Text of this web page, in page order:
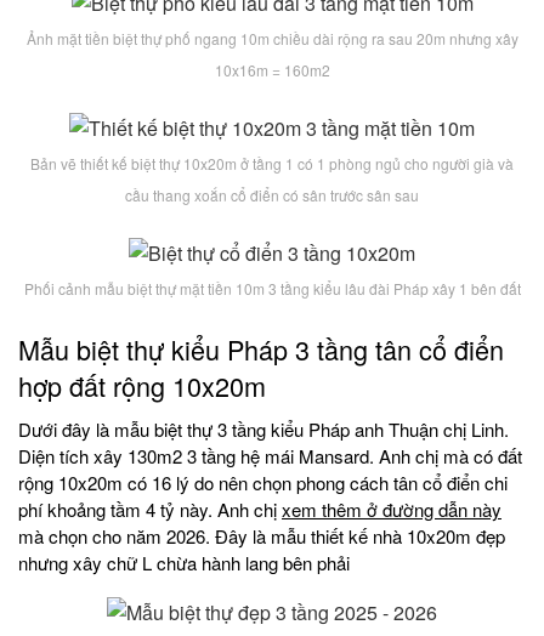
Ảnh mặt tiền biệt thự phố ngang 10m chiều dài rộng ra sau 20m nhưng xây
10x16m = 160m2
Bản vẽ thiết kế biệt thự 10x20m ở tầng 1 có 1 phòng ngủ cho người già và
cầu thang xoắn cổ điển có sân trước sân sau
Phối cảnh mẫu biệt thự mặt tiền 10m 3 tầng kiểu lâu đài Pháp xây 1 bên đất
Mẫu biệt thự kiểu Pháp 3 tầng tân cổ điển
hợp đất rộng 10x20m
Dưới đây là mẫu biệt thự 3 tầng kiểu Pháp anh Thuận chị Linh.
Diện tích xây 130m2 3 tầng hệ mái Mansard. Anh chị mà có đất
rộng 10x20m có 16 lý do nên chọn phong cách tân cổ điển chi
phí khoảng tầm 4 tỷ này. Anh chịxem thêm ở đường dẫn này
mà chọn cho năm 2026. Đây là mẫu thiết kế nhà 10x20m đẹp
nhưng xây chữ L chừa hành lang bên phải